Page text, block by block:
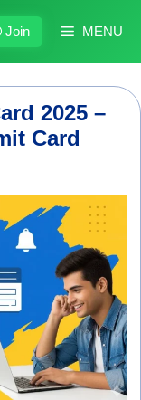
MENU
Join
2025 –
Card